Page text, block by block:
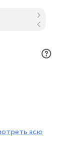
всю